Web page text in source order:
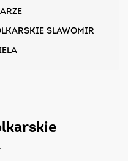
SLAWOMIR